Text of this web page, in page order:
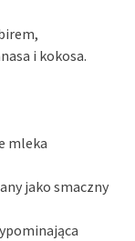
i kokosa.
mleka
jako smaczny